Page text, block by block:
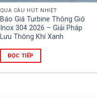
QUẢ CẦU HÚT NHIỆT
Báo Giá Turbine Thông Gió
Inox 304 2026 – Giải Pháp
Lưu Thông Khí Xanh
ĐỌC TIẾP